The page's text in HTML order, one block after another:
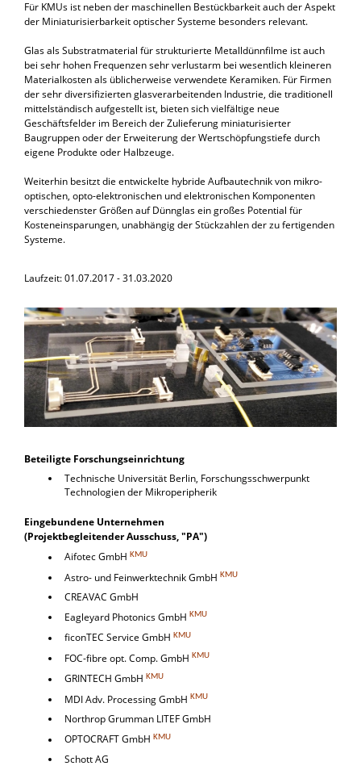
Für KMUs ist neben der maschinellen Bestückbarkeit auch der Aspekt
der Miniaturisierbarkeit optischer Systeme besonders relevant.
Glas als Substratmaterial für strukturierte Metalldünnfilme ist auch
bei sehr hohen Frequenzen sehr verlustarm bei wesentlich kleineren
Materialkosten als üblicherweise verwendete Keramiken. Für Firmen
der sehr diversifizierten glasverarbeitenden Industrie, die traditionell
mittelständisch aufgestellt ist, bieten sich vielfältige neue
Geschäftsfelder im Bereich der Zulieferung miniaturisierter
Baugruppen oder der Erweiterung der Wertschöpfungstiefe durch
eigene Produkte oder Halbzeuge.
Weiterhin besitzt die entwickelte hybride Aufbautechnik von mikro-
optischen, opto-elektronischen und elektronischen Komponenten
verschiedenster Größen auf Dünnglas ein großes Potential für
Kosteneinsparungen, unabhängig der Stückzahlen der zu fertigenden
Systeme.
Laufzeit: 01.07.2017 - 31.03.2020
Beteiligte Forschungseinrichtung
Technische Universität Berlin, Forschungsschwerpunkt
Technologien der Mikroperipherik
Eingebundene Unternehmen
(Projektbegleitender Ausschuss, "PA")
Aifotec GmbH KMU
Astro- und Feinwerktechnik GmbH KMU
CREAVAC GmbH
Eagleyard Photonics GmbH KMU
ficonTEC Service GmbH KMU
FOC-fibre opt. Comp. GmbH KMU
GRINTECH GmbH KMU
MDI Adv. Processing GmbH KMU
Northrop Grumman LITEF GmbH
OPTOCRAFT GmbH KMU
Schott AG